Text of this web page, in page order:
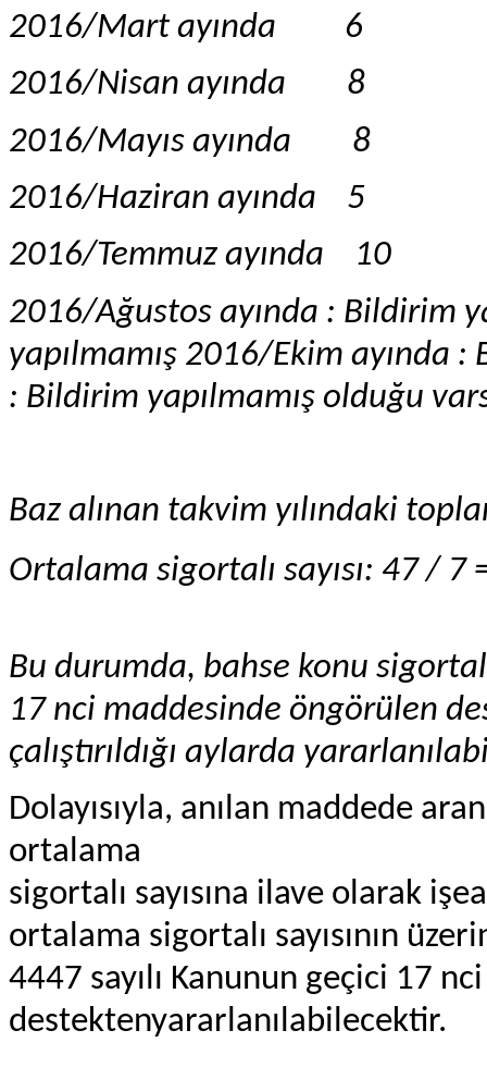
2016/Mart ayında
6
2016/Nisan ayında
8
2016/Mayıs ayında
8
2016/Haziran ayında
5
2016/Temmuz ayında
10
2016/Ağustos ayında : Bildirim
yapılmamış 2016/Ekim ayında :
: Bildirim yapılmamış olduğu
Baz alınan takvim yılındaki
Ortalama sigortalı sayısı: 47 / 7
Bu durumda, bahse konu
17 nci maddesinde öngörülen
çalıştırıldığı aylarda
Dolayısıyla, anılan maddede
ortalama
sigortalı sayısına ilave olarak
ortalama sigortalı sayısının
4447 sayılı Kanunun geçici 17
destektenyararlanılabilecektir.